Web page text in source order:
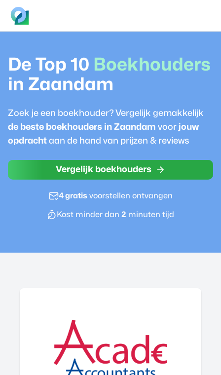
De Top 10 Boekhouders
in Zaandam
Zoek je een boekhouder? Vergelijk gemakkelijk
de beste boekhouders in Zaandam voor jouw
opdracht aan de hand van prijzen & reviews
Vergelijk boekhouders
4 gratisvoorstellen ontvangen
Kost minder dan 2 minuten tijd